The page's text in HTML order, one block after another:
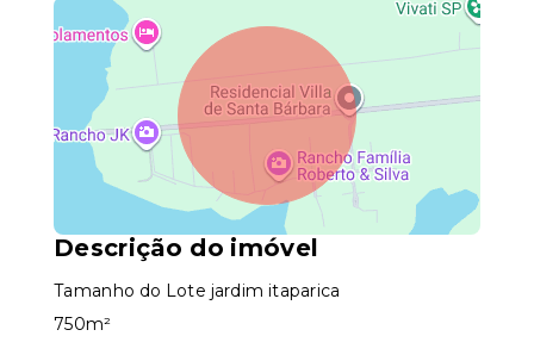
Descrição do imóvel
Tamanho do Lote jardim itaparica
750m²